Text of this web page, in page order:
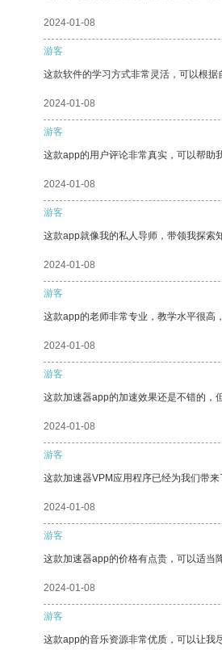
2024-01-08
游客
这款软件的学习方式非常灵活，可以根据
2024-01-08
游客
这款app的用户评论非常真实，可以帮助
2024-01-08
游客
这款app就像我的私人导师，带领我探索
2024-01-08
游客
这款app的老师非常专业，教学水平很高
2024-01-08
游客
这款加速器app的加速效果还是不错的，
2024-01-08
游客
这款加速器VPM应用程序已经为我们带来
2024-01-08
游客
这款加速器app的价格有点贵，可以适当
2024-01-08
游客
这款app的音乐资源非常优质，可以让我